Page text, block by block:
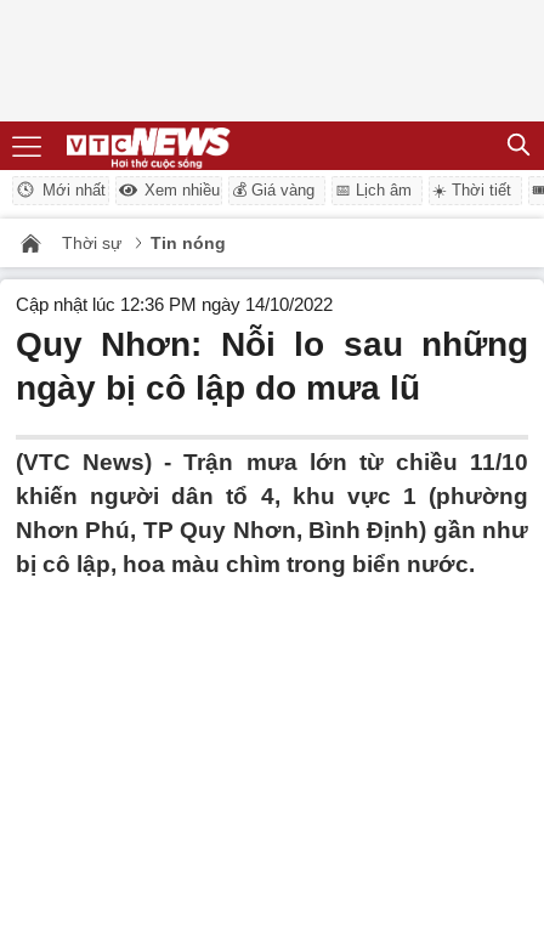
Mới nhất Xem nhiều 💰 Giá vàng 📅 Lịch âm ☀️ Thời tiết
Thời sự Tin nóng
Cập nhật lúc 12:36 PM ngày 14/10/2022
Quy Nhơn: Nỗi lo sau những
ngày bị cô lập do mưa lũ
(VTC News) -Trận mưa lớn từ chiều 11/10
khiến người dân tổ 4, khu vực 1 (phường
Nhơn Phú, TP Quy Nhơn, Bình Định) gần như
bị cô lập, hoa màu chìm trong biển nước.